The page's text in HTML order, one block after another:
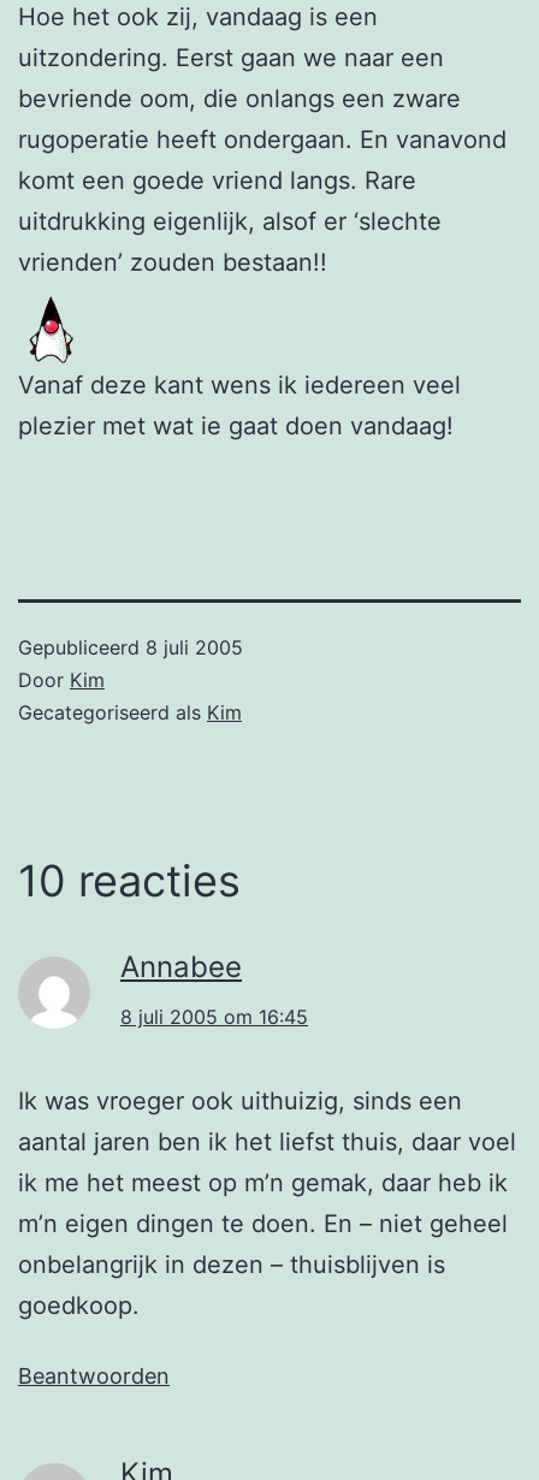
Hoe het ook zij, vandaag is een
uitzondering. Eerst gaan we naar een
bevriende oom, die onlangs een zware
rugoperatie heeft ondergaan. En vanavond
komt een goede vriend langs. Rare
uitdrukking eigenlijk, alsof er ‘slechte
vrienden’ zouden bestaan!!
Vanaf deze kant wens ik iedereen veel
plezier met wat ie gaat doen vandaag!
Gepubliceerd 8 juli 2005
Door Kim
Gecategoriseerd als Kim
10 reacties
Annabee
8 juli 2005 om 16:45
Ik was vroeger ook uithuizig, sinds een
aantal jaren ben ik het liefst thuis, daar voel
ik me het meest op m’n gemak, daar heb ik
m’n eigen dingen te doen. En – niet geheel
onbelangrijk in dezen – thuisblijven is
goedkoop.
Beantwoorden
Kim